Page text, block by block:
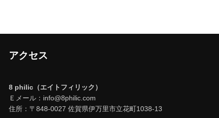
アクセス
8 philic（エイトフィリック）
Ｅメール：info@8philic.com
住所：〒848-0027 佐賀県伊万里市立花町1038-13